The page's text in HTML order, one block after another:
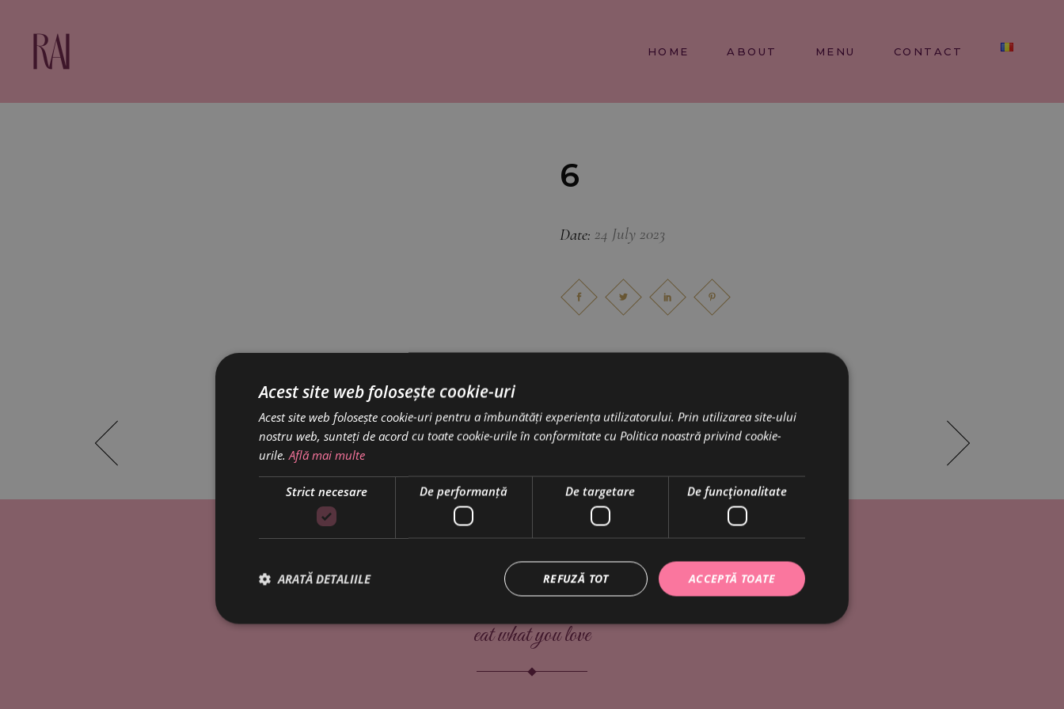
HOME ABOUT MENU CONTACT
6
Date: 24 July 2023
eat what you love
Acest site web folosește cookie-uri
Acest site web folosește cookie-uri pentru a îmbunătăți experiența utilizatorului. Prin utilizarea site-ului
nostru web, sunteți de acord cu toate cookie-urile în conformitate cu Politica noastră privind cookie-
urile. Află mai multe
Strict necesare De performanță De targetare De funcţionalitate
ACCEPTĂ TOATE
REFUZĂ TOT
ARATĂ DETALIILE